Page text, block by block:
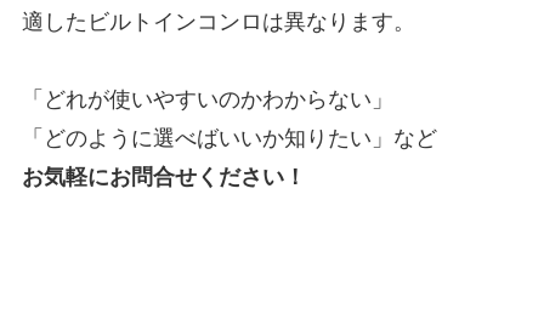
適したビルトインコンロは異なります。
「どれが使いやすいのかわからない」
「どのように選べばいいか知りたい」など
お気軽にお問合せください！